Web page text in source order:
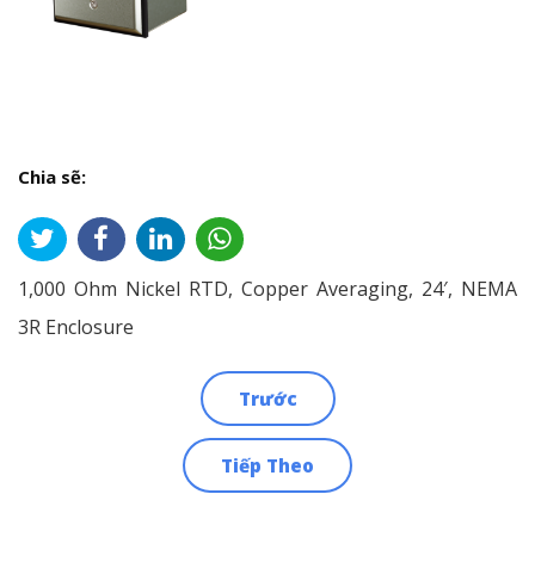
Chia sẽ:
1,000 Ohm Nickel RTD, Copper Averaging, 24′, NEMA
3R Enclosure
Trước
Tiếp Theo